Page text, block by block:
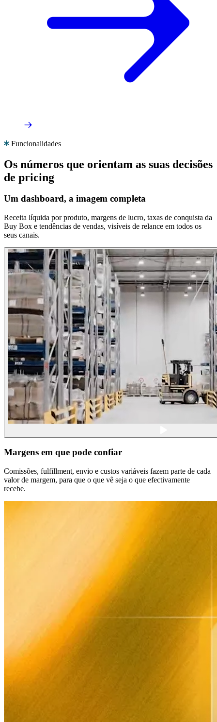
Funcionalidades
Os números que orientam as suas decisões
de pricing
Um dashboard, a imagem completa
Receita líquida por produto, margens de lucro, taxas de conquista da
Buy Box e tendências de vendas, visíveis de relance em todos os
seus canais.
Margens em que pode confiar
Comissões, fulfillment, envio e custos variáveis fazem parte de cada
valor de margem, para que o que vê seja o que efectivamente
recebe.